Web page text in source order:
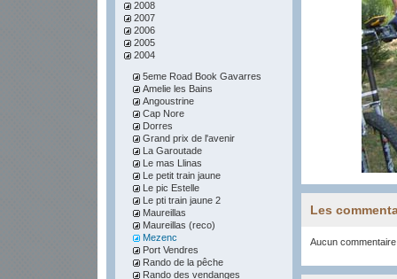
2008
2007
2006
2005
2004
5eme Road Book Gavarres
Amelie les Bains
Angoustrine
Cap Nore
Dorres
Grand prix de l'avenir
La Garoutade
Le mas Llinas
Le petit train jaune
Le pic Estelle
Le pti train jaune 2
Maureillas
Maureillas (reco)
Mezenc
Port Vendres
Rando de la pêche
Rando des vendanges
Les
Aucun